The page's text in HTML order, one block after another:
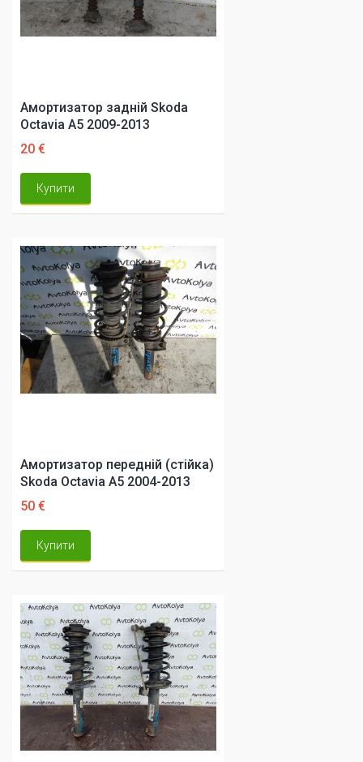
Амортизатор задній Skoda
Octavia A5 2009-2013
20 €
Купити
Амортизатор передній (стійка)
Skoda Octavia A5 2004-2013
50 €
Купити